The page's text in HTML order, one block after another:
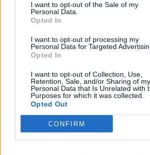
I want to opt-out of the Sale of my
Personal Data.
Opted In
I want to opt-out of processing my
Personal Data for Targeted
Opted In
I want to opt-out of Collection, Use,
Retention, Sale, and/or Sharing of my
Personal Data that Is Unrelated with
Purposes for which it was collected.
Opted Out
CONFIRM
Η Φάρμα τελικός: Όλα όσα
- Ποιος θα βγει νικητής;